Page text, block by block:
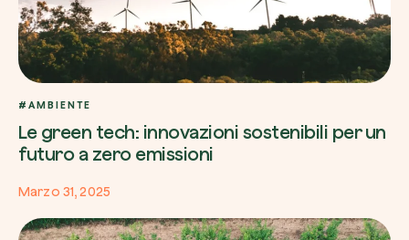
#AMBIENTE
Le green tech: innovazioni sostenibili per un
futuro a zero emissioni
Marzo 31, 2025